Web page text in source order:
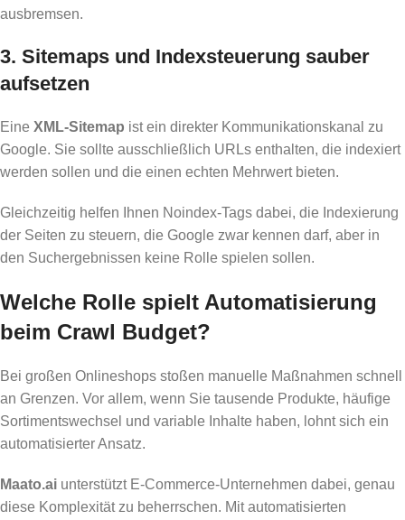
ausbremsen.
3. Sitemaps und Indexsteuerung sauber
aufsetzen
Eine XML-Sitemap ist ein direkter Kommunikationskanal zu
Google. Sie sollte ausschließlich URLs enthalten, die indexiert
werden sollen und die einen echten Mehrwert bieten.
Gleichzeitig helfen Ihnen Noindex-Tags dabei, die Indexierung
der Seiten zu steuern, die Google zwar kennen darf, aber in
den Suchergebnissen keine Rolle spielen sollen.
Welche Rolle spielt Automatisierung
beim Crawl Budget?
Bei großen Onlineshops stoßen manuelle Maßnahmen schnell
an Grenzen. Vor allem, wenn Sie tausende Produkte, häufige
Sortimentswechsel und variable Inhalte haben, lohnt sich ein
automatisierter Ansatz.
Maato.ai unterstützt E‑Commerce-Unternehmen dabei, genau
diese Komplexität zu beherrschen. Mit automatisierten